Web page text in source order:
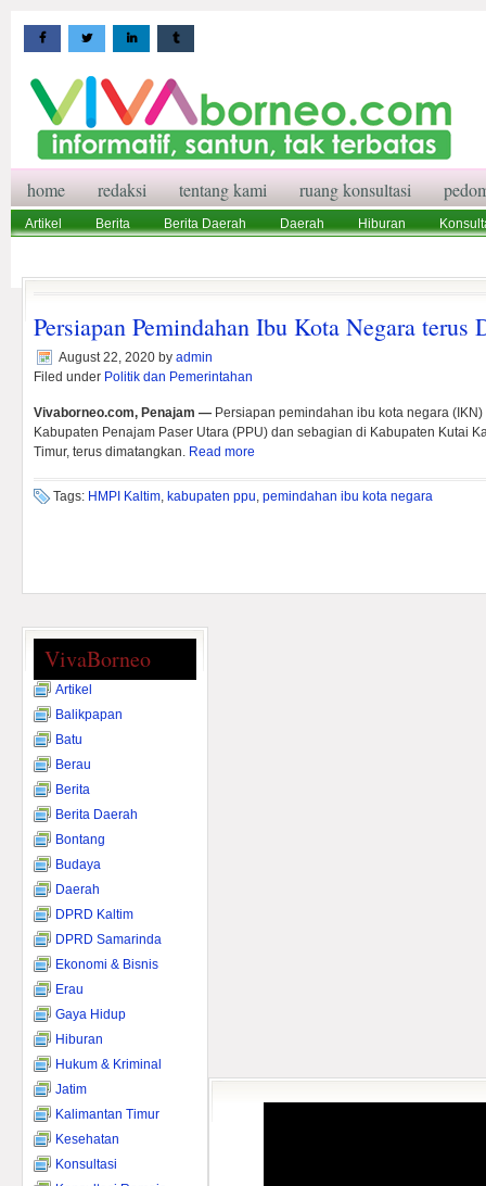
home redaksi tentang kami ruang konsultasi
Artikel Berita Berita Daerah Daerah Hiburan
Persiapan Pemindahan Ibu Kota Negara terus
August 22, 2020 by admin
Filed under Politik dan Pemerintahan
Vivaborneo.com, Penajam — Persiapan pemindahan ibu kota negara
Kabupaten Penajam Paser Utara (PPU) dan sebagian di Kabupaten Kutai
Timur, terus dimatangkan. Read more
Tags: HMPI Kaltim, kabupaten ppu, pemindahan ibu kota negara
VivaBorneo
Artikel
Balikpapan
Batu
Berau
Berita
Berita Daerah
Bontang
Budaya
Daerah
DPRD Kaltim
DPRD Samarinda
Ekonomi & Bisnis
Erau
Gaya Hidup
Hiburan
Hukum & Kriminal
Jatim
Kalimantan Timur
Kesehatan
Konsultasi